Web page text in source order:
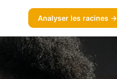
Analyser les racines →